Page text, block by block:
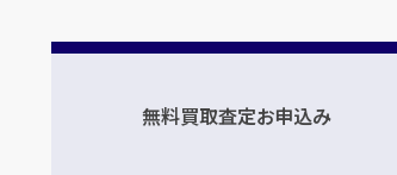
無料買取査定お申込み